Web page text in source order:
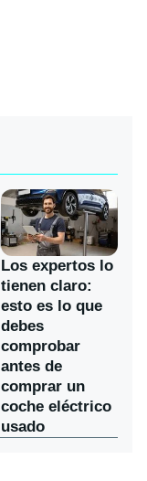
Los expertos lo
tienen claro:
esto es lo que
debes
comprobar
antes de
comprar un
coche eléctrico
usado